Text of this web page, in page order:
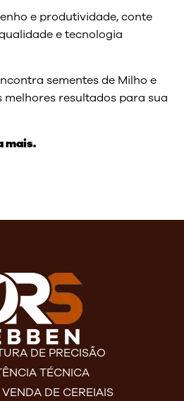
e produtividade, conte
e tecnologia
sementes de Milho e
resultados para sua
mais.
DE PRECISÃO
TÉCNICA
DE CEREIAIS